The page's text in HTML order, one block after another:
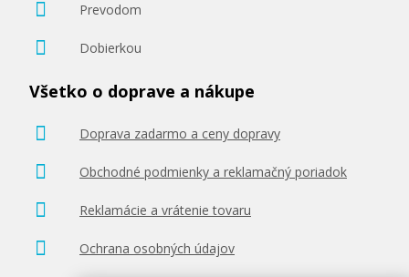
Prevodom
Dobierkou
Všetko o doprave a nákupe
Doprava zadarmo a ceny dopravy
Obchodné podmienky a reklamačný poriadok
Reklamácie a vrátenie tovaru
Ochrana osobných údajov